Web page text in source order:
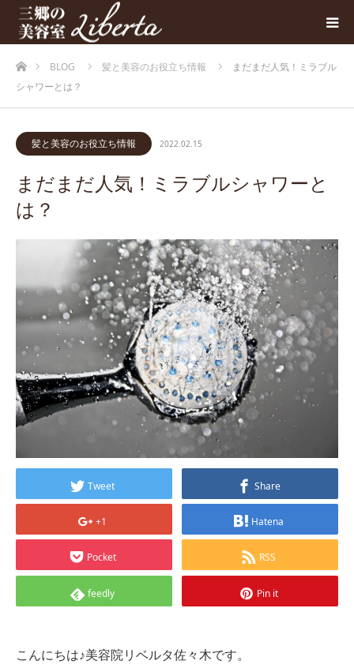
ホームBLOG 髪と美容のお役立ち情報
まだまだ人気！ミラブル
シャワーとは？
髪と美容のお役立ち情報 2022.02.15
まだまだ人気！ミラブルシャワーと
は？
Tweet Share
+1 Hatena
Pocket RSS
feedly Pin it
こんにちは♪美容院リベルタ佐々木です。